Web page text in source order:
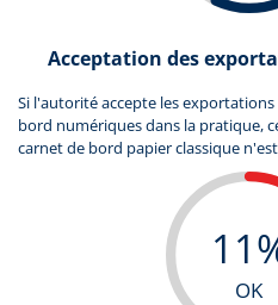
Acceptation des
Si l'autorité accepte les
bord numériques dans la pratique,
carnet de bord papier classique
OK